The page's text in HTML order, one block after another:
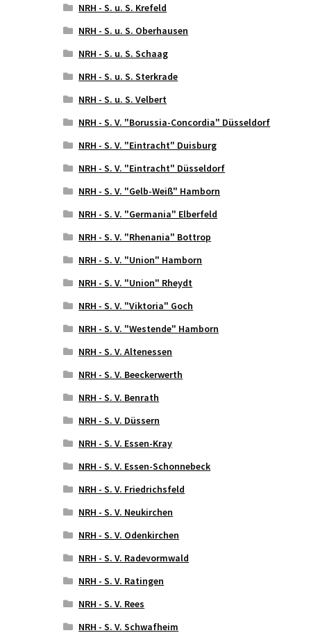
NRH - S. u. S. Krefeld
NRH - S. u. S. Oberhausen
NRH - S. u. S. Schaag
NRH - S. u. S. Sterkrade
NRH - S. u. S. Velbert
NRH - S. V. "Borussia-Concordia" Düsseldorf
NRH - S. V. "Eintracht" Duisburg
NRH - S. V. "Eintracht" Düsseldorf
NRH - S. V. "Gelb-Weiß" Hamborn
NRH - S. V. "Germania" Elberfeld
NRH - S. V. "Rhenania" Bottrop
NRH - S. V. "Union" Hamborn
NRH - S. V. "Union" Rheydt
NRH - S. V. "Viktoria" Goch
NRH - S. V. "Westende" Hamborn
NRH - S. V. Altenessen
NRH - S. V. Beeckerwerth
NRH - S. V. Benrath
NRH - S. V. Düssern
NRH - S. V. Essen-Kray
NRH - S. V. Essen-Schonnebeck
NRH - S. V. Friedrichsfeld
NRH - S. V. Neukirchen
NRH - S. V. Odenkirchen
NRH - S. V. Radevormwald
NRH - S. V. Ratingen
NRH - S. V. Rees
NRH - S. V. Schwafheim